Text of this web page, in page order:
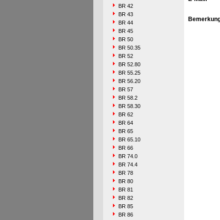
BR 42
BR 43
BR 44
BR 45
BR 50
BR 50.35
BR 52
BR 52.80
BR 55.25
BR 56.20
BR 57
BR 58.2
BR 58.30
BR 62
BR 64
BR 65
BR 65.10
BR 66
BR 74.0
BR 74.4
BR 78
BR 80
BR 81
BR 82
BR 85
BR 86